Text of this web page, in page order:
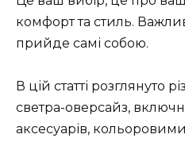
комфорт та стиль.
прийде самі собою.
В цій статті розглянуто
светра-оверсайз,
аксесуарів,